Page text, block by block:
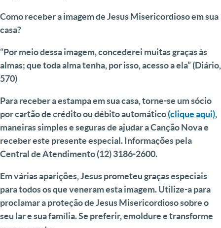
Como receber a imagem de Jesus Misericordioso em sua
casa?
“Por meio dessa imagem, concederei muitas graças às
almas; que toda alma tenha, por isso, acesso a ela” (Diário,
570)
Para receber a estampa em sua casa, torne-se um sócio
por cartão de crédito ou débito automático(clique aqui),
maneiras simples e seguras de ajudar a Canção Nova e
receber este presente especial. Informações pela
Central de Atendimento (12) 3186-2600.
Em várias aparições, Jesus prometeu graças especiais
para todos os que veneram esta imagem. Utilize-a para
proclamar a proteção de Jesus Misericordioso sobre o
seu lar e sua família. Se preferir, emoldure e transforme